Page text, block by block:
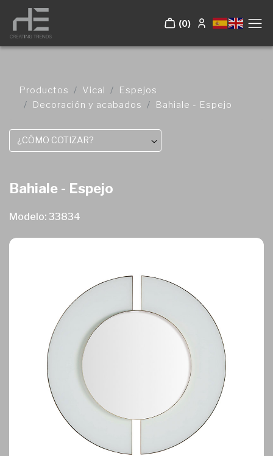
(0)
Productos Vical
Espejos
Decoración y acabados
Bahiale - Espejo
¿CÓMO COTIZAR?
Bahiale - Espejo
Modelo: 33834